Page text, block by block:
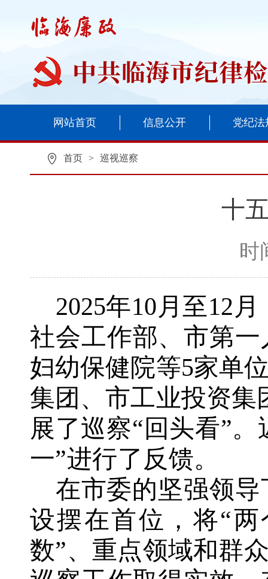
网站首页 信息公开 党纪法
首页 > 巡视巡察
十
时
2025年10月至12月
社会工作部、市第
妇幼保健院等5家单
集团、市工业投资集
展了巡察“回头看”。
一”进行了反馈。
在市委的坚强领
设摆在首位，将“
数”、重点领域和群